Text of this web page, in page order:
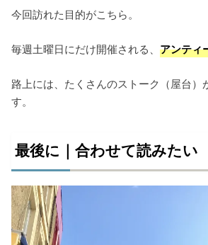
今回訪れた目的がこちら。
毎週土曜日にだけ開催される、アンティ
路上には、たくさんのストーク（屋台）
す。
最後に｜合わせて読みたい